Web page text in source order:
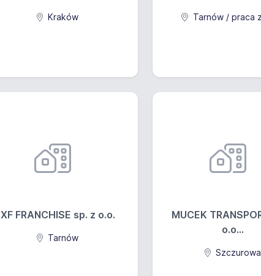
Kraków Tarnów / praca
XF FRANCHISE sp. z o.o.
Tarnów
MUCEK
o.o...
Szczurowa